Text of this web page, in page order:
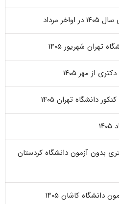
مرداد
تهران شهریور ۱۴۰۵
از مهر ۱۴۰۵
دانشگاه تهران ۱۴۰۵
بدون آزمون دانشگاه کردستان
کاشان ۱۴۰۵